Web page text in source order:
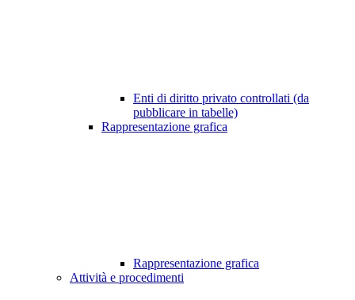
Enti di diritto privato controllati (da
pubblicare in tabelle)
Rappresentazione grafica
Rappresentazione grafica
Attività e procedimenti